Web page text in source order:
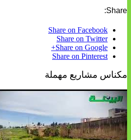
Share:
Share on Facebook
Share on Twitter
Share on Google+
Share on Pinterest
مكناس مشاريع مهملة